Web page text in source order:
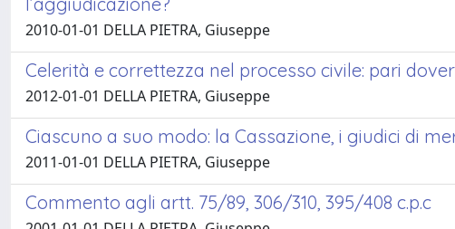
2010-01-01 DELLA PIETRA, Giuseppe
Celerità e correttezza nel processo civile: pari
2012-01-01 DELLA PIETRA, Giuseppe
Ciascuno a suo modo: la Cassazione, i giudici di
2011-01-01 DELLA PIETRA, Giuseppe
Commento agli artt. 75/89, 306/310, 395/408 c.p.c